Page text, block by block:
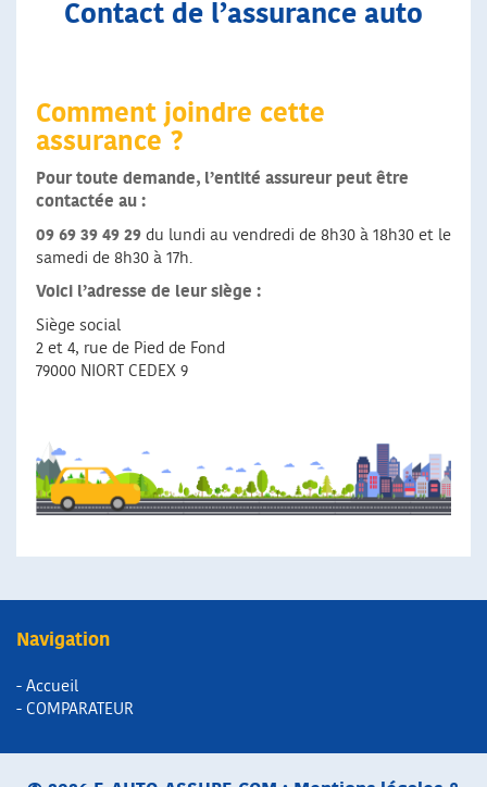
Contact de l’assurance auto
Comment joindre cette
assurance ?
Pour toute demande, l’entité assureur peut être
contactée au :
09 69 39 49 29 du lundi au vendredi de 8h30 à 18h30 et le
samedi de 8h30 à 17h.
Voici l’adresse de leur siège :
Siège social
2 et 4, rue de Pied de Fond
79000 NIORT CEDEX 9
Navigation
- Accueil
- COMPARATEUR